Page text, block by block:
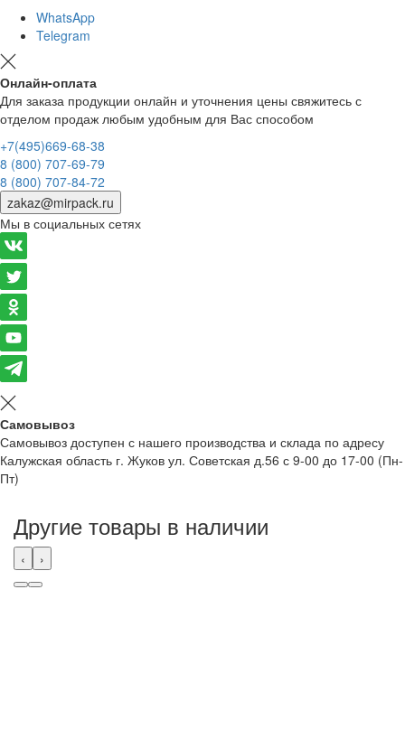
WhatsApp
Telegram
Онлайн-оплата
Для заказа продукции онлайн и уточнения цены свяжитесь с
отделом продаж любым удобным для Вас способом
+7(495)669-68-38
8 (800) 707-69-79
8 (800) 707-84-72
zakaz@mirpack.ru
Мы в социальных сетях
Самовывоз
Самовывоз доступен с нашего производства и склада по адресу
Калужская область г. Жуков ул. Советская д.56 с 9-00 до 17-00 (Пн-
Пт)
Другие товары в наличии
‹ ›